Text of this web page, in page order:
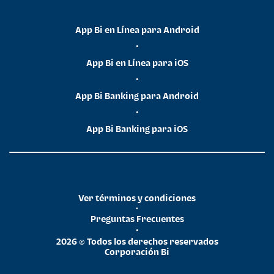
App Bi en Línea para Android
•
App Bi en Línea para iOS
•
App Bi Banking para Android
•
App Bi Banking para iOS
2026 © Todos los derechos reservados
Corporación Bi
•
Preguntas Frecuentes
•
Ver términos y condiciones